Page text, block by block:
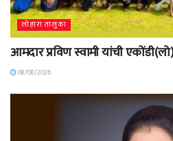
लोहारा तालुका
आमदार प्रविण स्वामी यांची
08/08/2026